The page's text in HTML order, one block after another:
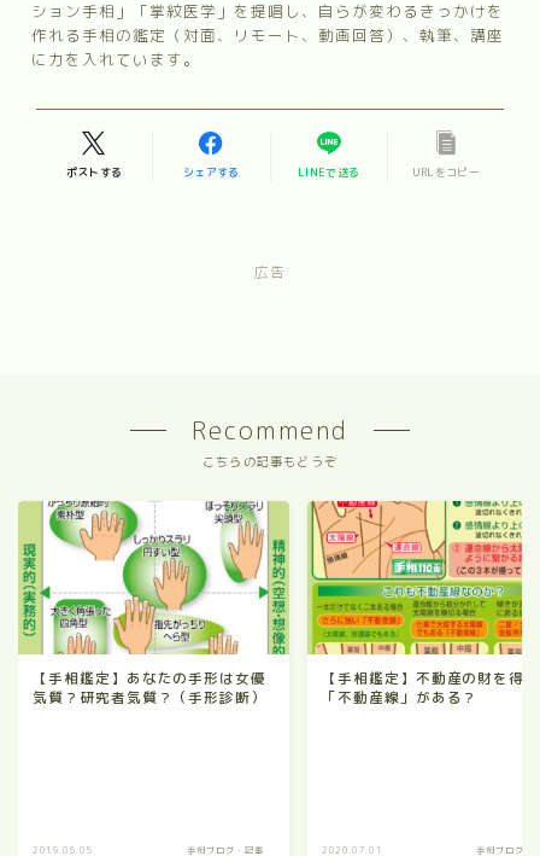
ション手相」「掌紋医学」を提唱し、自らが変わるきっかけを
作れる手相の鑑定（対面、リモート、動画回答）、執筆、講座
に力を入れています。
ポストする シェアする LINEで送る URLをコピー
広告
Recommend
こちらの記事もどうぞ
【手相鑑定】あなたの手形は女優
気質？研究者気質？（手形診断）
2019.06.05 手相ブログ・記事
【手相鑑定】不動産の財を得る
「不動産線」がある？
2020.07.01 手相ブログ・